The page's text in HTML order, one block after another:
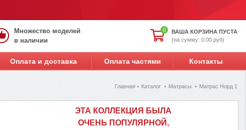
0
ВАША КОРЗИНА ПУСТА
(на сумму: 0.00 руб)
Множество моделей
в наличии
Оплата и доставка Оплата частями Контакты
Главная Каталог Матрасы Матрас Норд 1
ЭТА КОЛЛЕКЦИЯ БЫЛА
ОЧЕНЬ ПОПУЛЯРНОЙ,